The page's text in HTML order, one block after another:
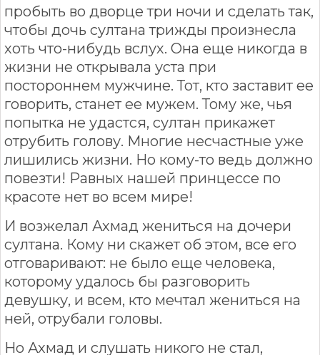
пробыть во дворце три ночи и сделать так,
чтобы дочь султана трижды произнесла
хоть что-нибудь вслух. Она еще никогда в
жизни не открывала уста при
постороннем мужчине. Тот, кто заставит ее
говорить, станет ее мужем. Тому же, чья
попытка не удастся, султан прикажет
отрубить голову. Многие несчастные уже
лишились жизни. Но кому-то ведь должно
повезти! Равных нашей принцессе по
красоте нет во всем мире!
И возжелал Ахмад жениться на дочери
султана. Кому ни скажет об этом, все его
отговаривают: не было еще человека,
которому удалось бы разговорить
девушку, и всем, кто мечтал жениться на
ней, отрубали головы.
Но Ахмад и слушать никого не стал,